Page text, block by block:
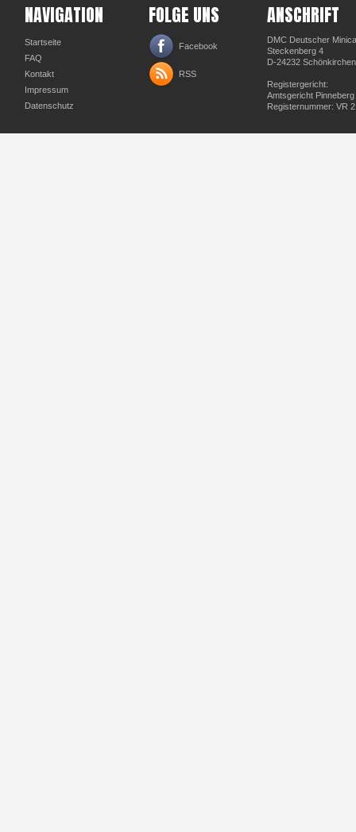
NAVIGATION
Startseite
FAQ
Kontakt
Impressum
Datenschutz
FOLGE UNS
Facebook
RSS
ANSCHRIFT
DMC Deutscher
Steckenberg 4
D-24232 Schönkirchen
Registergericht:
Amtsgericht Pinneberg
Registernummer: VR